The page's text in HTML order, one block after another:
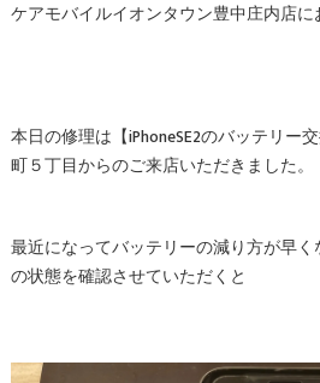
ケアモバイルイオンタウン豊中庄内店に
本日の修理は【iPhoneSE2のバッテリー
町５丁目からのご来店いただきました。
最近になってバッテリーの減り方が早
の状態を確認させていただくと